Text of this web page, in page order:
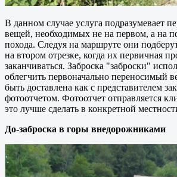
В данном случае услуга подразумевает
вещей, необходимых не на первом, а на
похода. Следуя на маршруте они
на втором отрезке, когда их первичная
заканчиваться. Заброска "заброски"
облегчить первоначально переносимый
быть доставлена как с представителем
фотоотчетом. Фотоотчет отправляется
это лучше сделать в конкретной
До-заброска в горы внедорожниками